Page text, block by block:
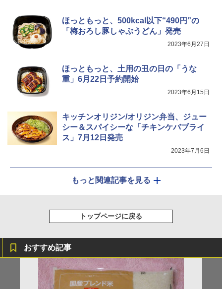
AX-XJ1-B ブラック 30L 2段調理 コンベ
クション トースト機能
ほっともっと、500kcal以下“490円”の
「梅おろし豚しゃぶうどん」発売
2023年6月27日
ほっともっと、土用の丑の日の「うな
重」6月22日予約開始
2023年6月15日
キッチンオリジン/オリジン弁当、ジュー
シー＆スパイシーな「チキンケバブライ
ス」7月12日発売
2023年7月6日
もっと関連記事を見る
トップページに戻る
おすすめ記事